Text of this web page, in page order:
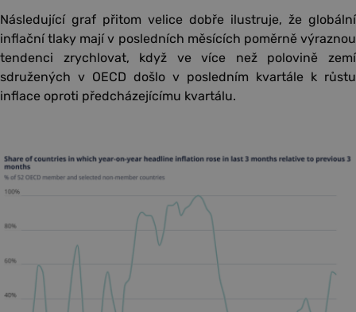
Následující graf přitom velice dobře ilustruje, že globální
inflační tlaky mají v posledních měsících poměrně výraznou
tendenci zrychlovat, když ve více než polovině zemí
sdružených v OECD došlo v posledním kvartále k růstu
inflace oproti předcházejícímu kvartálu.